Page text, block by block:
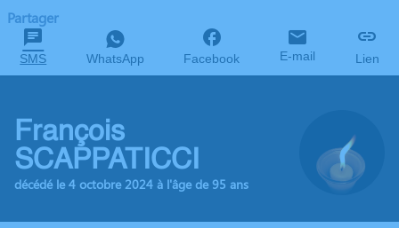
Partager
SMS WhatsApp Facebook E-mail Lien
François
SCAPPATICCI
décédé le 4 octobre 2024 à l'âge de 95 ans